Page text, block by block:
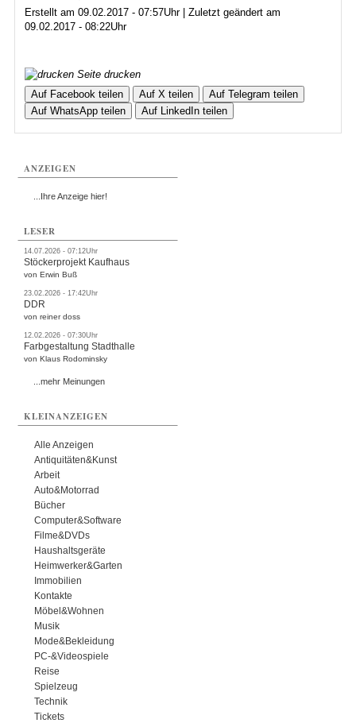
Erstellt am 09.02.2017 - 07:57Uhr | Zuletzt geändert am
09.02.2017 - 08:22Uhr
Seite drucken
Auf Facebook teilen
Auf X teilen
Auf Telegram teilen
Auf WhatsApp teilen
Auf LinkedIn teilen
ANZEIGEN
...Ihre Anzeige hier!
LESER
14.07.2026 - 07:12Uhr
Stöckerprojekt Kaufhaus
von Erwin Buß
23.02.2026 - 17:42Uhr
DDR
von reiner doss
12.02.2026 - 07:30Uhr
Farbgestaltung Stadthalle
von Klaus Rodominsky
...mehr Meinungen
KLEINANZEIGEN
Alle Anzeigen
Antiquitäten&Kunst
Arbeit
Auto&Motorrad
Bücher
Computer&Software
Filme&DVDs
Haushaltsgeräte
Heimwerker&Garten
Immobilien
Kontakte
Möbel&Wohnen
Musik
Mode&Bekleidung
PC-&Videospiele
Reise
Spielzeug
Technik
Tickets